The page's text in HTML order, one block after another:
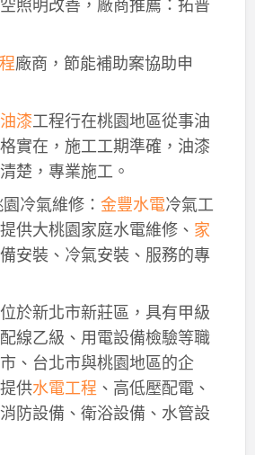
照明改善，廠商推薦：拓普
廠商，節能補助案協助申
漆工程行在桃園地區從事油
實在，施工工期準確，油漆
楚，專業施工。
冷氣維修： 金豐水電冷氣工
供大桃園家庭水電維修、 家
安裝、冷氣安裝、服務的專
於新北市新莊區，具有甲級
線乙級、用電設備檢驗等職
、台北市與桃園地區的企
供水電工程 、高低壓配電、
防設備、衛浴設備、水管設